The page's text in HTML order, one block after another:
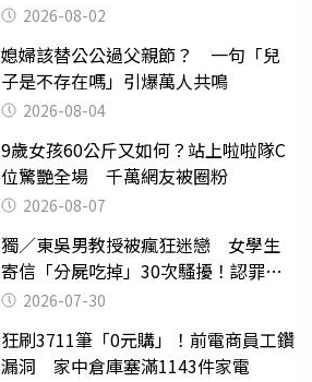
2026-08-02
媳婦該替公公過父親節？ 一句「兒
子是不存在嗎」引爆萬人共鳴
2026-08-04
9歲女孩60公斤又如何？站上啦啦隊C
位驚艷全場 千萬網友被圈粉
2026-08-07
獨／東吳男教授被瘋狂迷戀 女學生
寄信「分屍吃掉」30次騷擾！認罪免
關 2026-07-30
狂刷3711筆「0元購」！前電商員工鑽
漏洞 家中倉庫塞滿1143件家電